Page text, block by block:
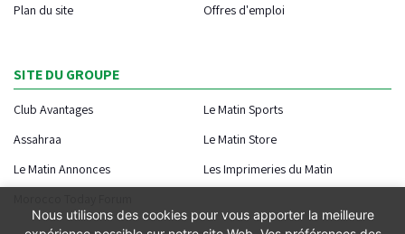
Plan du site
Offres d'emploi
SITE DU GROUPE
Club Avantages
Le Matin Sports
Assahraa
Le Matin Store
Le Matin Annonces
Les Imprimeries du Matin
Nous utilisons des cookies pour vous apporter la meilleure